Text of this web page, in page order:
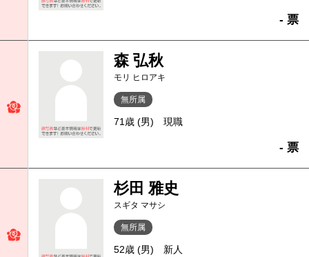
- 票
森 弘秋
モリ ヒロアキ
無所属
71歳 (男) 現職
- 票
杉田 雅史
スギタ マサシ
無所属
52歳 (男) 新人